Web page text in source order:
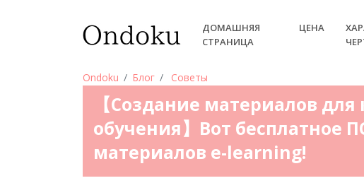
ДОМАШНЯЯ
СТРАНИЦА
ЦЕНА
Ondoku Блог Советы
【Создание материалов
обучения】Вот бесплатное
материалов e-learning!